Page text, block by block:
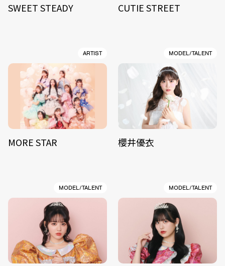
SWEET STEADY CUTIE STREET
ARTIST
MORE STAR
MODEL/TALENT
櫻井優衣
MODEL/TALENT MODEL/TALENT